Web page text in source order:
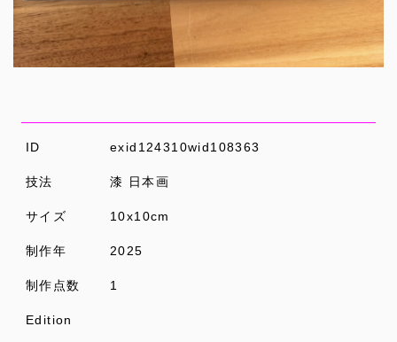
ID exid124310wid108363
技法 漆 日本画
サイズ 10x10cm
制作年 2025
制作点数 1
Edition